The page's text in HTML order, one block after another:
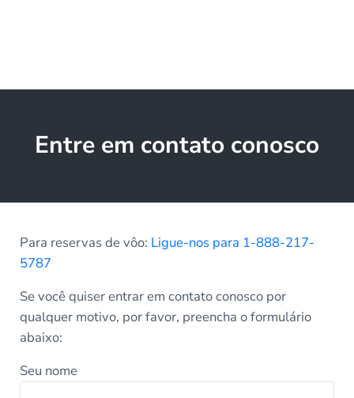
Entre em contato conosco
Para reservas de vôo: Ligue-nos para 1-888-217-
5787
Se você quiser entrar em contato conosco por
qualquer motivo, por favor, preencha o formulário
abaixo:
Seu nome